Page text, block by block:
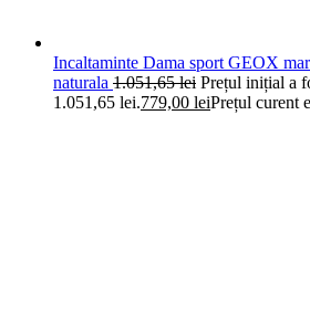
Incaltaminte Dama sport GEOX
naturala 1.051,65lei Prețul inițial a
1.051,65 lei.779,00 leiPrețul curent